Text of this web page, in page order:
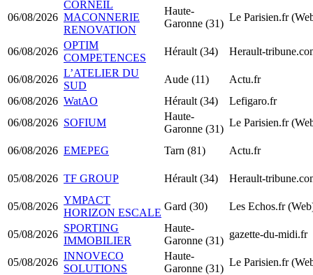
06/08/2026
CORNEIL
MACONNERIE
RENOVATION
Haute-
Garonne (31)
Le Parisien.fr
06/08/2026
OPTIM
COMPETENCES
Hérault (34) Herault-
06/08/2026
L’ATELIER DU
SUD
Aude (11)
Actu.fr
06/08/2026 WatAO Hérault (34)
Lefigaro.fr
06/08/2026 SOFIUM
Haute-
Garonne (31)
Le Parisien.fr
06/08/2026 EMEPEG Tarn (81) Actu.fr
05/08/2026 TF GROUP Hérault (34) Herault-
05/08/2026
YMPACT
HORIZON ESCALE
Gard (30) Les Echos.fr
05/08/2026
SPORTING
IMMOBILIER
Haute-
Garonne (31)
gazette-du-midi.fr
05/08/2026
INNOVECO
SOLUTIONS
Haute-
Garonne (31)
Le Parisien.fr